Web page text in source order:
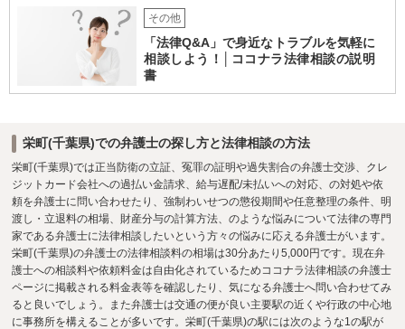
その他
「法律Q&A」で身近なトラブルを気軽に
相談しよう！│ココナラ法律相談の説明
書
栄町(千葉県)での弁護士の探し方と法律相談の方法
栄町(千葉県)では正当防衛の立証、冤罪の証明や過失割合の弁護士交渉、クレ
ジットカード会社への過払い金請求、給与遅配/未払いへの対応、の対処や依
頼を弁護士に問い合わせたり、強制わいせつの懲役期間や任意整理の条件、明
渡し・立退料の相場、財産分与の計算方法、のような悩みについて法律の専門
家である弁護士に法律相談したいという方々の悩みに応える弁護士がいます。
栄町(千葉県)の弁護士の法律相談料の相場は30分あたり5,000円です。現在弁
護士への相談料や依頼料金は自由化されているためココナラ法律相談の弁護士
ページに掲載される料金表等を確認したり、気になる弁護士へ問い合わせてみ
ると良いでしょう。また弁護士は交通の便が良い主要駅の近くや行政の中心地
に事務所を構えることが多いです。栄町(千葉県)の駅には次のような1の駅が